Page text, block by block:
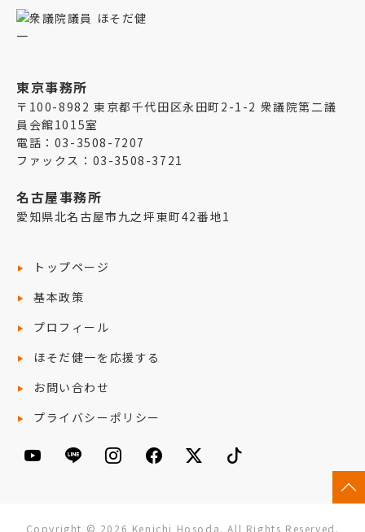
東京事務所
〒100-8982 東京都千代田区永田町2-1-2 衆議院第二議
員会館1015室
電話：03-3508-7207
ファックス：03-3508-3721
名古屋事務所
愛知県北名古屋市九之坪東町42番地1
トップページ
基本政策
プロフィール
ほそだ健一を応援する
お問い合わせ
プライバシーポリシー
Copyright © 2026 Kenichi Hosoda. All Rights Reserved.